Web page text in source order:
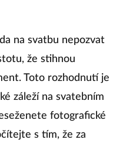
ná
na svatbu nepozvat
že stihnou
Toto rozhodnutí je
záleží na svatebním
fotografické
s tím, že za